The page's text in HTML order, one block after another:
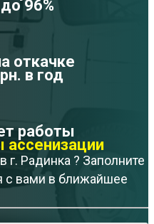
96%
откачке
в год
работы
ассенизации
г. Радинка ? Заполните
вами в ближайшее